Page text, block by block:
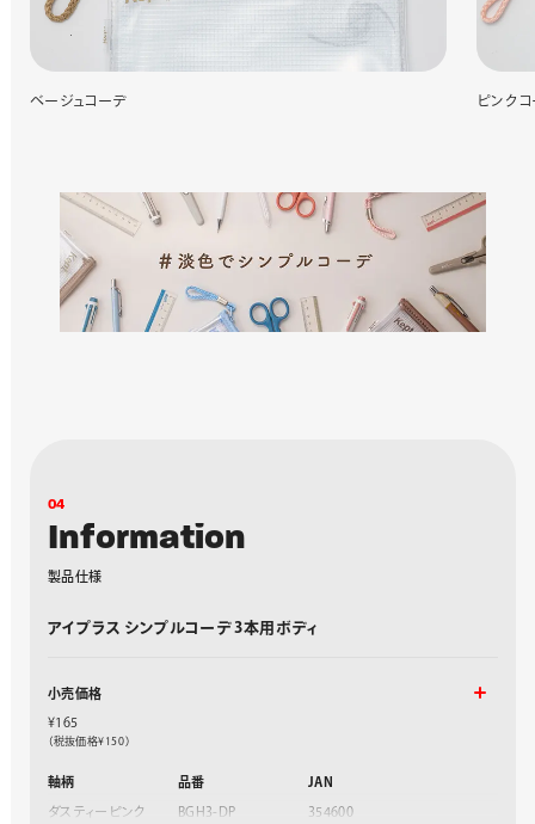
ベージュコーデ ピンク
04
Information
製品仕様
アイプラス シンプルコーデ 3本用ボディ
小売価格
¥165
（税抜価格¥150）
軸柄 品番 JAN
ダスティーピンク BGH3-DP
354600